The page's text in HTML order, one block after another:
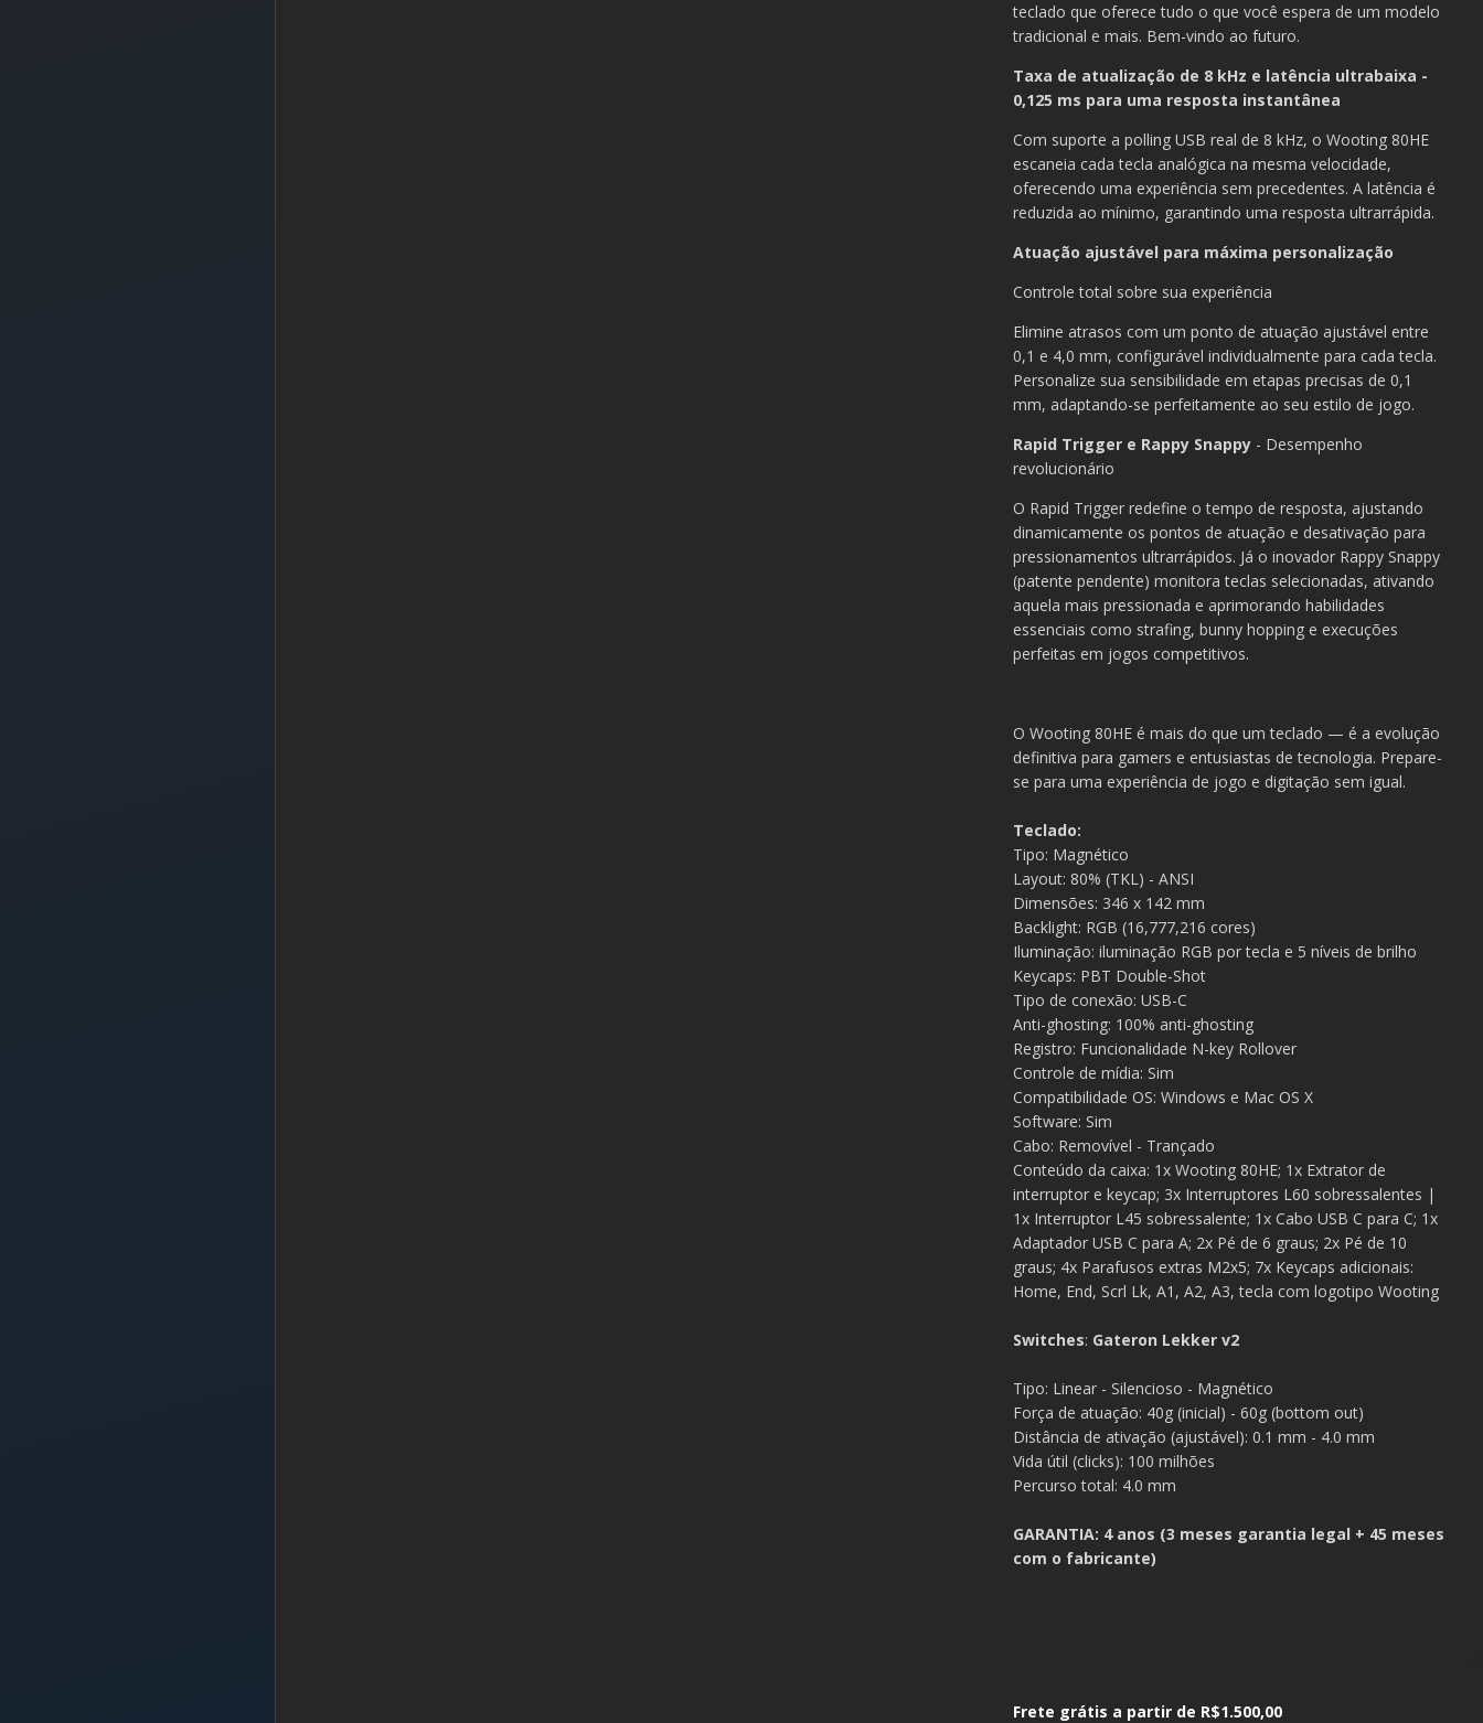
teclado que oferece tudo o que você espera de um modelo
tradicional e mais. Bem-vindo ao futuro.
Taxa de atualização de 8 kHz e latência ultrabaixa -
0,125 ms para uma resposta instantânea
Com suporte a polling USB real de 8 kHz, o Wooting 80HE
escaneia cada tecla analógica na mesma velocidade,
oferecendo uma experiência sem precedentes. A latência é
reduzida ao mínimo, garantindo uma resposta ultrarrápida.
Atuação ajustável para máxima personalização
Controle total sobre sua experiência
Elimine atrasos com um ponto de atuação ajustável entre
0,1 e 4,0 mm, configurável individualmente para cada tecla.
Personalize sua sensibilidade em etapas precisas de 0,1
mm, adaptando-se perfeitamente ao seu estilo de jogo.
Rapid Trigger e Rappy Snappy - Desempenho
revolucionário
O Rapid Trigger redefine o tempo de resposta, ajustando
dinamicamente os pontos de atuação e desativação para
pressionamentos ultrarrápidos. Já o inovador Rappy Snappy
(patente pendente) monitora teclas selecionadas, ativando
aquela mais pressionada e aprimorando habilidades
essenciais como strafing, bunny hopping e execuções
perfeitas em jogos competitivos.
O Wooting 80HE é mais do que um teclado — é a evolução
definitiva para gamers e entusiastas de tecnologia. Prepare-
se para uma experiência de jogo e digitação sem igual.
Teclado:
Tipo: Magnético
Layout: 80% (TKL) - ANSI
Dimensões: 346 x 142 mm
Backlight: RGB (16,777,216 cores)
Iluminação: iluminação RGB por tecla e 5 níveis de brilho
Keycaps: PBT Double-Shot
Tipo de conexão: USB-C
Anti-ghosting: 100% anti-ghosting
Registro: Funcionalidade N-key Rollover
Controle de mídia: Sim
Compatibilidade OS: Windows e Mac OS X
Software: Sim
Cabo: Removível - Trançado
Conteúdo da caixa: 1x Wooting 80HE; 1x Extrator de
interruptor e keycap; 3x Interruptores L60 sobressalentes |
1x Interruptor L45 sobressalente; 1x Cabo USB C para C; 1x
Adaptador USB C para A; 2x Pé de 6 graus; 2x Pé de 10
graus; 4x Parafusos extras M2x5; 7x Keycaps adicionais:
Home, End, Scrl Lk, A1, A2, A3, tecla com logotipo Wooting
Switches: Gateron Lekker v2
Tipo: Linear - Silencioso - Magnético
Força de atuação: 40g (inicial) - 60g (bottom out)
Distância de ativação (ajustável): 0.1 mm - 4.0 mm
Vida útil (clicks): 100 milhões
Percurso total: 4.0 mm
GARANTIA: 4 anos (3 meses garantia legal + 45 meses
com o fabricante)
Frete grátis a partir deR$1.500,00
Frete grátis a partir de R$1.500,00